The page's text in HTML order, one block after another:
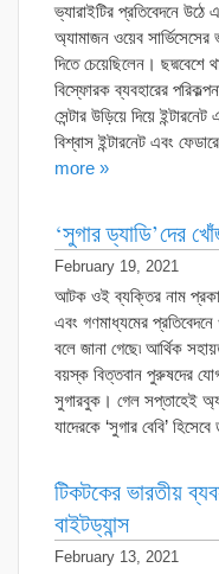
ভ্যারাইটির প্রতিবেদনে উঠে
অ্যামাজন ওয়েব সার্ভিসেসের
দিতে চেয়েছিলেন। ছদ্মবেশে
বিস্ফোরক ব্যবহারের
সেন্টার উড়িয়ে দিয়ে
বিশ্বাস ইন্টারনেট এবং
more »
‘সুগার ড্যাডি’দের
February 19, 2021
আটক ওই ব্যক্তির নাম
এবং গণমাধ্যমের
বলে জানা গেছে৷ আর্থিক
বয়স্ক বিত্তবান পুরুষদের
সুগারবুক। গেল সপ্তাহেই
যাদেরকে ‘সুগার বেবি’
টিকটকের ভারতীয়
বাইটড্যান্স
February 13, 2021